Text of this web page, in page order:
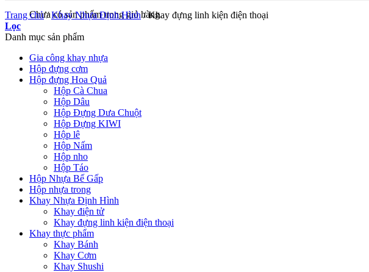
Chưa có sản phẩm trong giỏ hàng.
Trang chủ / Khay Nhựa Định Hình /Khay đựng linh kiện điện thoại
Lọc
Danh mục sản phẩm
Gia công khay nhựa
Hộp đựng cơm
Hộp đựng Hoa Quả
Hộp Cà Chua
Hộp Dâu
Hộp Đựng Dưa Chuột
Hộp Đựng KIWI
Hộp lê
Hộp Nấm
Hộp nho
Hộp Táo
Hộp Nhựa Bế Gấp
Hộp nhựa trong
Khay Nhựa Định Hình
Khay điện tử
Khay đựng linh kiện điện thoại
Khay thực phẩm
Khay Bánh
Khay Cơm
Khay Shushi